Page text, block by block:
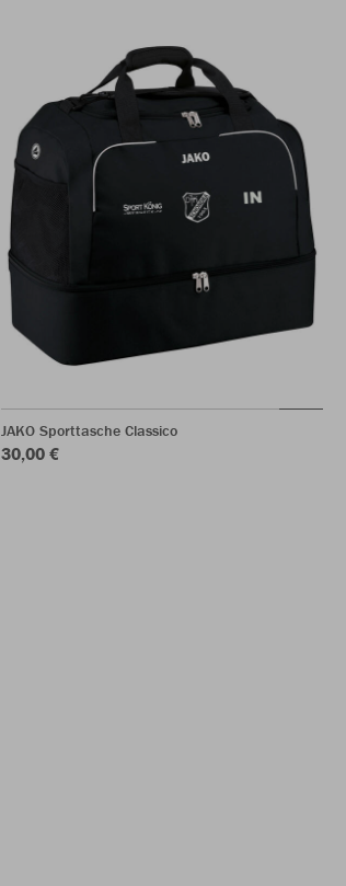
JAKO Sporttasche Classico
30,00 €